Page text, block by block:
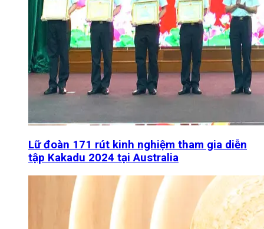
Lữ đoàn 171 rút kinh nghiệm tham gia diễn
tập Kakadu 2024 tại Australia